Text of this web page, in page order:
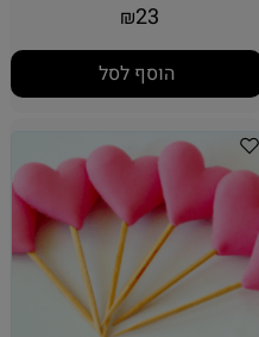
₪23
הוסף לסל